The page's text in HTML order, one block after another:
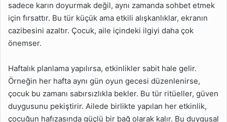
sadece karın doyurmak değil, aynı zamanda sohbet etmek
için fırsattır. Bu tür küçük ama etkili alışkanlıklar, ekranın
cazibesini azaltır. Çocuk, aile içindeki ilgiyi daha çok
önemser.
Haftalık planlama yapılırsa, etkinlikler sabit hale gelir.
Örneğin her hafta aynı gün oyun gecesi düzenlenirse,
çocuk bu zamanı sabırsızlıkla bekler. Bu tür ritüeller, güven
duygusunu pekiştirir. Ailede birlikte yapılan her etkinlik,
çocuğun hafızasında güçlü bir bağ olarak kalır. Bu duygusal